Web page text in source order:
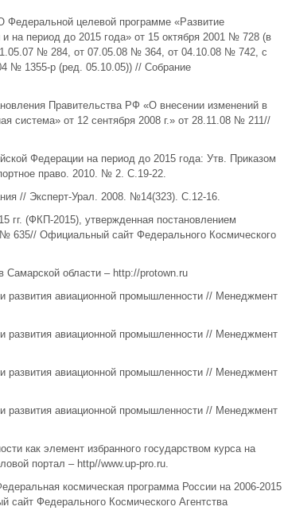
Федеральной целевой программе «Развитие
на период до 2015 года» от 15 октября 2001 № 728 (в
№ 284, от 07.05.08 № 364, от 04.10.08 № 742, с
№ 1355-р (ред. 05.10.05)) // Собрание
Правительства РФ «О внесении изменений в
система» от 12 сентября 2008 г.» от 28.11.08 № 211//
Федерации на период до 2015 года: Утв. Приказом
право. 2010. № 2. С.19-22.
// Эксперт-Урал. 2008. №14(323). С.12-16.
гг. (ФКП-2015), утвержденная постановлением
№ 635// Официальный сайт Федерального Космического
Самарской области – http://protown.ru
авиационной промышленности // Менеджмент
авиационной промышленности // Менеджмент
авиационной промышленности // Менеджмент
авиационной промышленности // Менеджмент
как элемент избранного государством курса на
портал – http//www.up-pro.ru.
космическая программа России на 2006-2015
Федерального Космического Агентства